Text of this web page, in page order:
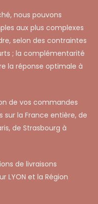
nous pouvons
aux plus complexes
selon des contraintes
; la complémentarité
la réponse optimale à
de vos commandes
la France entière, de
de Strasbourg à
de livraisons
LYON et la Région